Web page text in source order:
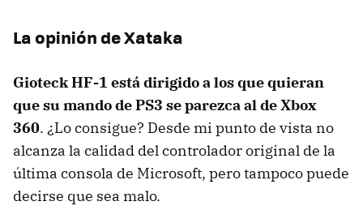
La opinión de Xataka
Gioteck HF-1 está dirigido a los que quieran
que su mando de PS3 se parezca al de Xbox
360. ¿Lo consigue? Desde mi punto de vista no
alcanza la calidad del controlador original de la
última consola de Microsoft, pero tampoco puede
decirse que sea malo.